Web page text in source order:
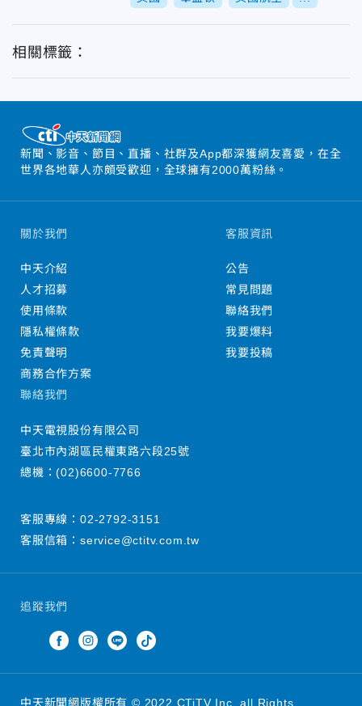
相關標籤：
新聞、影音、節目、直播、社群及App都深獲網友喜愛，在全
世界各地華人亦頗受歡迎，全球擁有2000萬粉絲。
追蹤我們
關於我們
中天介紹
人才招募
使用條款
隱私權條款
免責聲明
商務合作方案
客服資訊
公告
常見問題
聯絡我們
我要爆料
我要投稿
聯絡我們
中天電視股份有限公司
臺北市內湖區民權東路六段25號
總機：(02)6600-7766
客服專線： 02-2792-3151
客服信箱： service@ctitv.com.tw
中天新聞網版權所有 © 2022 CTiTV Inc. all Rights